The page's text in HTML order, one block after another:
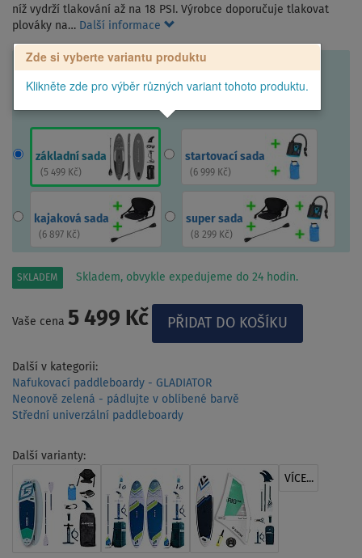
níž vydrží tlakování až na 18 PSI. Výrobce doporučuje tlakovat
plováky na… Další informace
Zde si vyberte variantu produktu
Klikněte zde pro výběr různých variant tohoto produktu.
základní sada
(5 499 Kč)
startovací sada
(6 999 Kč)
kajaková sada
(6 897 Kč)
super sada
(8 299 Kč)
SKLADEM Skladem, obvykle expedujeme do 24 hodin.
Vaše cena 5 499 Kč
Další v kategorii:
Nafukovací paddleboardy - GLADIATOR
Neonově zelená - pádlujte v oblíbené barvě
Střední univerzální paddleboardy
Další varianty:
VÍCE...